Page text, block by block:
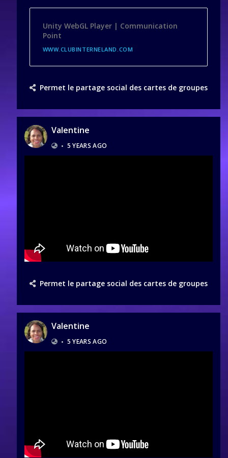
Unity WebGL Player | Communication
Point
WWW.CLUBINTERNELAND.COM
Permet le partage social des cartes de groupes
Valentine
• 5 YEARS AGO
Permet le partage social des cartes de groupes
Valentine
• 5 YEARS AGO